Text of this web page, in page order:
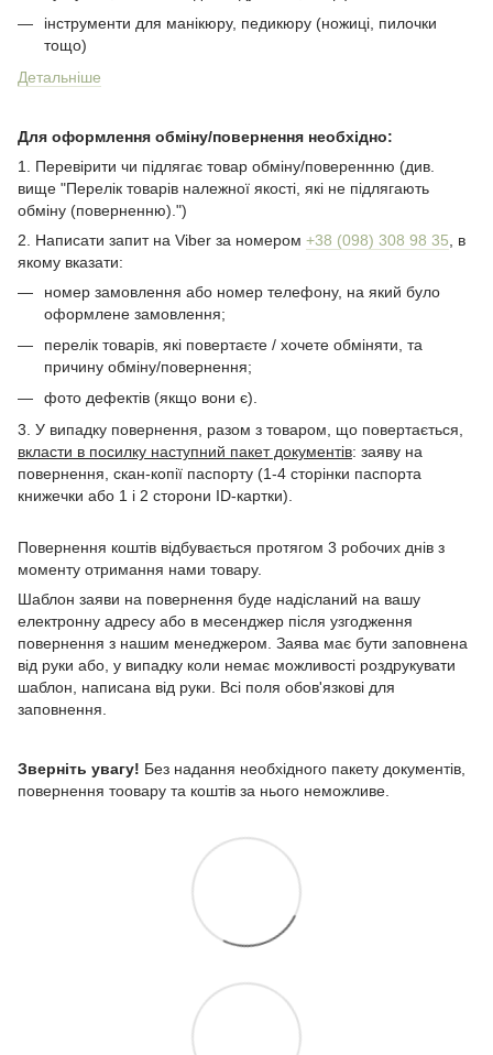
інструменти для манікюру, педикюру (ножиці, пилочки
тощо)
Детальніше
Для оформлення обміну/повернення необхідно:
1. Перевірити чи підлягає товар обміну/повереннню (див.
вище "Перелік товарів належної якості, які не підлягають
обміну (поверненню).")
2. Написати запит на Viber за номером +38 (098) 308 98 35 , в
якому вказати:
номер замовлення або номер телефону, на який було
оформлене замовлення;
перелік товарів, якi повертаєте / хочете обміняти, та
причину обміну/повернення;
фото дефектiв (якщо вони є).
3. У випадку повернення, разом з товаром, що повертається,
вкласти в посилку наступний пакет документів: заяву на
повернення, скан-копії паспорту (1-4 сторінки паспорта
книжечки або 1 і 2 сторони ID-картки).
Повернення коштів відбувається протягом 3 робочих днів з
моменту отримання нами товару.
Шаблон заяви на повернення буде надісланий на вашу
електронну адресу або в месенджер після узгодження
повернення з нашим менеджером. Заява має бути заповнена
від руки або, у випадку коли немає можливості роздрукувати
шаблон, написана від руки. Всі поля обов'язкові для
заповнення.
Зверніть увагу! Без надання необхідного пакету документів,
повернення тоовару та коштів за нього неможливе.